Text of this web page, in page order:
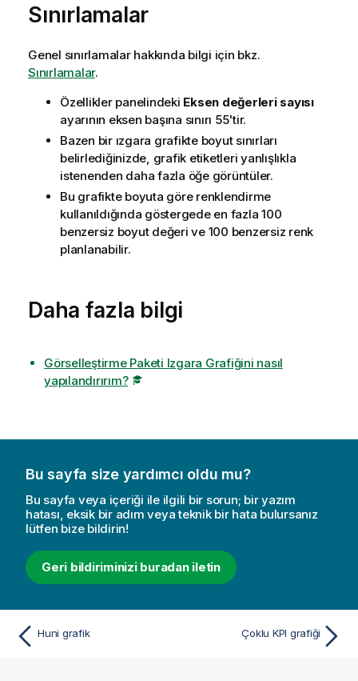
Sınırlamalar
Genel sınırlamalar hakkında bilgi için bkz.
Sınırlamalar.
Özellikler panelindeki Eksen değerleri sayısı
ayarının eksen başına sınırı 55'tir.
Bazen bir ızgara grafikte boyut sınırları
belirlediğinizde, grafik etiketleri yanlışlıkla
istenenden daha fazla öğe görüntüler.
Bu grafikte boyuta göre renklendirme
kullanıldığında göstergede en fazla 100
benzersiz boyut değeri ve 100 benzersiz renk
planlanabilir.
Daha fazla bilgi
Görselleştirme Paketi Izgara Grafiğini nasıl
yapılandırırım?
Bu sayfa size yardımcı oldu mu?
Bu sayfa veya içeriği ile ilgili bir sorun; bir yazım
hatası, eksik bir adım veya teknik bir hata bulursanız
lütfen bize bildirin!
Geri bildiriminizi buradan iletin
Huni grafik Çoklu KPI grafiği